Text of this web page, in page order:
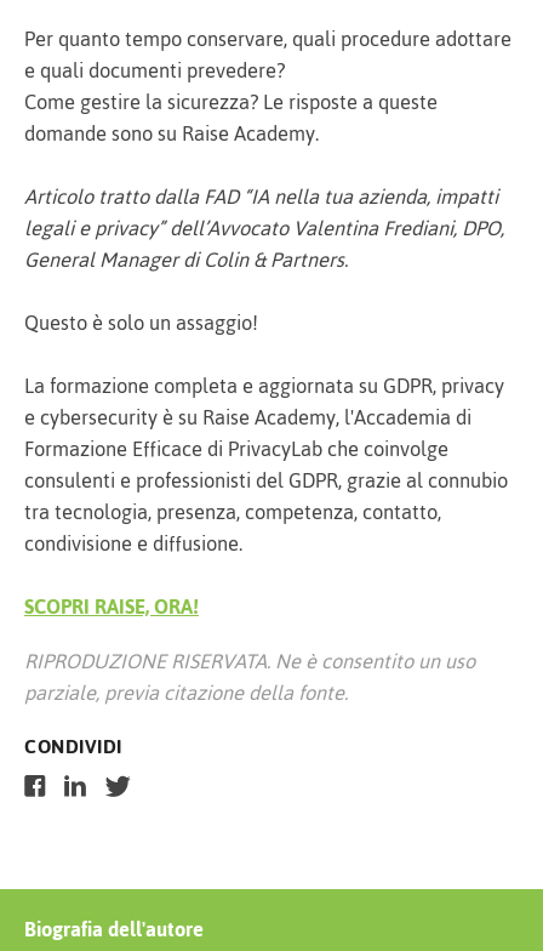
Per quanto tempo conservare, quali procedure adottare
e quali documenti prevedere?
Come gestire la sicurezza? Le risposte a queste
domande sono su Raise Academy.
Articolo tratto dalla FAD “IA nella tua azienda, impatti
legali e privacy” dell’Avvocato Valentina Frediani, DPO,
General Manager di Colin & Partners.
Questo è solo un assaggio!
La formazione completa e aggiornata su GDPR, privacy
e cybersecurity è su Raise Academy, l'Accademia di
Formazione Efficace di PrivacyLab che coinvolge
consulenti e professionisti del GDPR, grazie al connubio
tra tecnologia, presenza, competenza, contatto,
condivisione e diffusione.
SCOPRI RAISE, ORA!
RIPRODUZIONE RISERVATA. Ne è consentito un uso
parziale, previa citazione della fonte.
CONDIVIDI
Biografia dell'autore